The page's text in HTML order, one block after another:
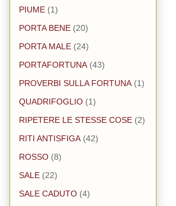
PIUME (1)
PORTA BENE (20)
PORTA MALE (24)
PORTAFORTUNA (43)
PROVERBI SULLA FORTUNA (1)
QUADRIFOGLIO (1)
RIPETERE LE STESSE COSE (2)
RITI ANTISFIGA (42)
ROSSO (8)
SALE (22)
SALE CADUTO (4)